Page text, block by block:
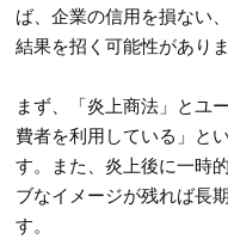
ば、企業の信用を損ない
結果を招く可能性がありま
まず、「炎上商法」とユ
費者を利用している」と
す。また、炎上後に一時
ブなイメージが残れば長
す。